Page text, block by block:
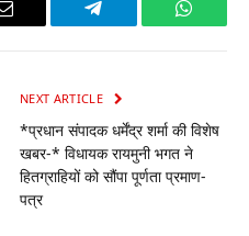
Email Telegram
NEXT ARTICLE
*प्रधान संपादक धर्मेंद्र शर्मा की विशेष
खबर-* विधायक रायमुनी भगत ने
हितग्राहियों को सौंपा पूर्णता प्रमाण-
पत्र